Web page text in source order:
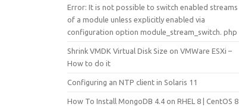
Error: It is not possible to switch enabled streams
of a module unless explicitly enabled via
configuration option module_stream_switch. php
Shrink VMDK Virtual Disk Size on VMWare ESXi –
How to do it
Configuring an NTP client in Solaris 11
How To Install MongoDB 4.4 on RHEL 8 | CentOS 8